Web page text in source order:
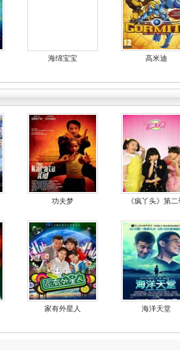
海绵宝宝 高米迪
功夫梦 《疯丫头》第二
家有外星人 海洋天堂